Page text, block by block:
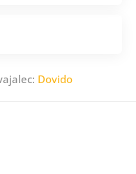
Dovido